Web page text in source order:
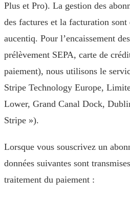
Plus et Pro). La gestion des
des factures et la facturation
aucentiq. Pour l’encaissement
prélèvement SEPA, carte de
paiement), nous utilisons le
Stripe Technology Europe,
Lower, Grand Canal Dock,
Stripe »).
Lorsque vous souscrivez un
données suivantes sont
traitement du paiement :